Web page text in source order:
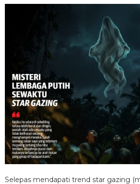
Selepas mendapati trend star gazing